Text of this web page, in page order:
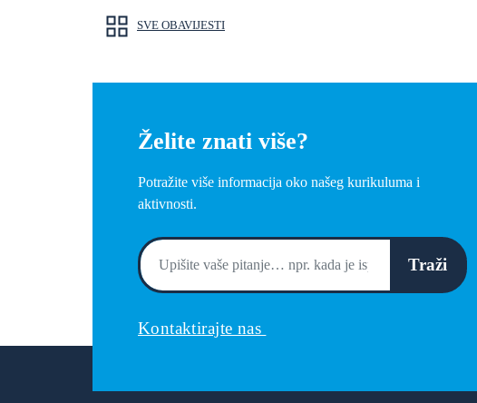
SVE OBAVIJESTI
Želite znati više?
Potražite više informacija oko našeg kurikuluma i
aktivnosti.
Traži
Kontaktirajte nas